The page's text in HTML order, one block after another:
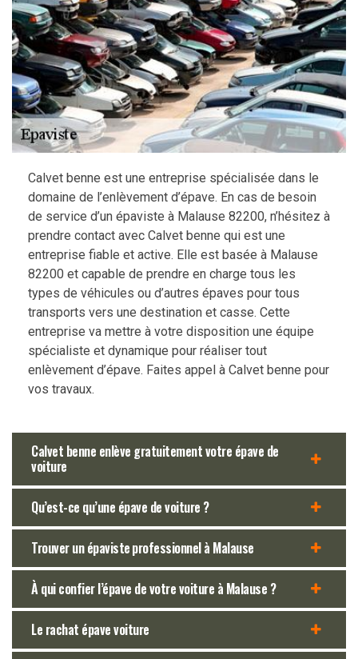
Calvet benne est une entreprise spécialisée dans le
domaine de l’enlèvement d’épave. En cas de besoin
de service d’un épaviste à Malause 82200, n’hésitez à
prendre contact avec Calvet benne qui est une
entreprise fiable et active. Elle est basée à Malause
82200 et capable de prendre en charge tous les
types de véhicules ou d’autres épaves pour tous
transports vers une destination et casse. Cette
entreprise va mettre à votre disposition une équipe
spécialiste et dynamique pour réaliser tout
enlèvement d’épave. Faites appel à Calvet benne pour
vos travaux.
Calvet benne enlève gratuitement votre épave de
voiture
Qu’est-ce qu’une épave de voiture ?
Trouver un épaviste professionnel à Malause
À qui confier l’épave de votre voiture à Malause ?
Le rachat épave voiture